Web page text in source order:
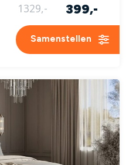
1329,- 399,-
Samenstellen